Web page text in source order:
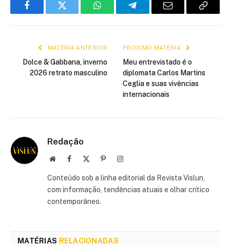
FacebookTwitter WhatsAppTelegramE-
Copiar
MATÉRIA ANTERIOR
Dolce & Gabbana, inverno
2026 retrato masculino
PRÓXIMO MATÉRIA
Meu entrevistado é o
diplomata Carlos Martins
Ceglia e suas vivências
internacionais
Redação
Site Facebook PinterestInstagram
Conteúdo sob a linha editorial da Revista Vislun,
com informação, tendências atuais e olhar crítico
contemporâneo.
MATÉRIAS RELACIONADAS